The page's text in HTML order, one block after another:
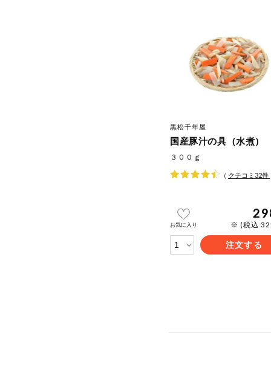
黒松千年屋
国産豚汁の具（水煮）
３００ｇ
（ クチコミ 32件
お気に入り ※ (税込
注文する